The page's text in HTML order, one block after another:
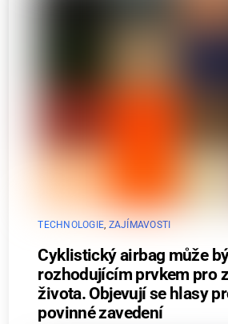
TECHNOLOGIE, ZAJÍMAVOSTI
Cyklistický airbag může
rozhodujícím prvkem pro
života. Objevují se hlasy
povinné zavedení